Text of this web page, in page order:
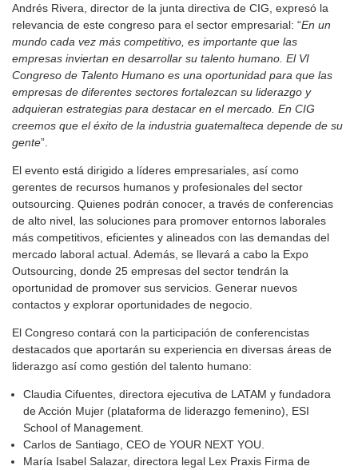
Andrés Rivera, director de la junta directiva de CIG, expresó la
relevancia de este congreso para el sector empresarial: “En un
mundo cada vez más competitivo, es importante que las
empresas inviertan en desarrollar su talento humano. El VI
Congreso de Talento Humano es una oportunidad para que las
empresas de diferentes sectores fortalezcan su liderazgo y
adquieran estrategias para destacar en el mercado. En CIG
creemos que el éxito de la industria guatemalteca depende de su
gente”.
El evento está dirigido a líderes empresariales, así como
gerentes de recursos humanos y profesionales del sector
outsourcing. Quienes podrán conocer, a través de conferencias
de alto nivel, las soluciones para promover entornos laborales
más competitivos, eficientes y alineados con las demandas del
mercado laboral actual. Además, se llevará a cabo la Expo
Outsourcing, donde 25 empresas del sector tendrán la
oportunidad de promover sus servicios. Generar nuevos
contactos y explorar oportunidades de negocio.
El Congreso contará con la participación de conferencistas
destacados que aportarán su experiencia en diversas áreas de
liderazgo así como gestión del talento humano:
Claudia Cifuentes, directora ejecutiva de LATAM y fundadora
de Acción Mujer (plataforma de liderazgo femenino), ESI
School of Management.
Carlos de Santiago, CEO de YOUR NEXT YOU.
María Isabel Salazar, directora legal Lex Praxis Firma de